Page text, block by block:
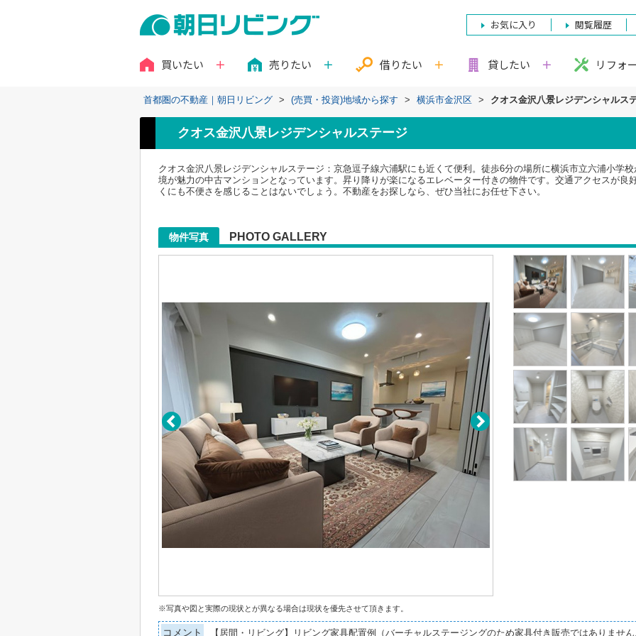
お気に入り 閲覧履歴
買いたい 売りたい 借りたい 貸したい リフォ
首都圏の不動産｜朝日リビング > (売買・投資)地域から探す > 横浜市金沢区 > クオス金沢八景レジデンシャルス
クオス金沢八景レジデンシャルステージ
クオス金沢八景レジデンシャルステージ：京急逗子線六浦駅にも近くて便利。徒歩6分の場所に横浜市立六浦小学
境が魅力の中古マンションとなっています。昇り降りが楽になるエレベーター付きの物件です。交通アクセスが良
くにも不便さを感じることはないでしょう。不動産をお探しなら、ぜひ当社にお任せ下さい。
物件写真 PHOTO GALLERY
※写真や図と実際の現状とが異なる場合は現状を優先させて頂きます。
コメント 【居間・リビング】リビング家具配置例（バーチャルステージングのため家具付き販売ではありませ